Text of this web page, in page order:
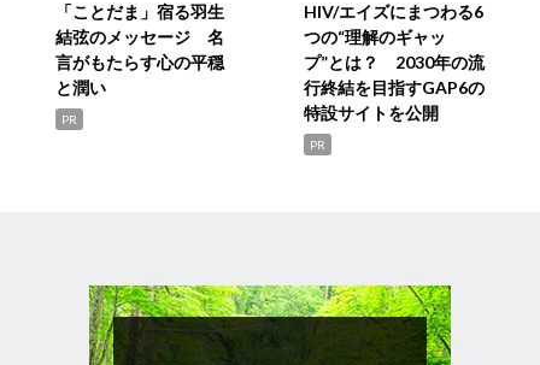
「ことだま」宿る羽生
結弦のメッセージ 名
言がもたらす心の平穏
と潤い
PR
HIV/エイズにまつわる6
つの“理解のギャッ
プ”とは？ 2030年の流
行終結を目指すGAP6の
特設サイトを公開
PR